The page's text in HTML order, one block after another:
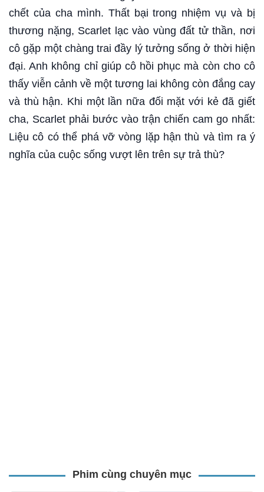
chết của cha mình. Thất bại trong nhiệm vụ và bị
thương nặng, Scarlet lạc vào vùng đất tử thần, nơi
cô gặp một chàng trai đầy lý tưởng sống ở thời hiện
đại. Anh không chỉ giúp cô hồi phục mà còn cho cô
thấy viễn cảnh về một tương lai không còn đắng cay
và thù hận. Khi một lần nữa đối mặt với kẻ đã giết
cha, Scarlet phải bước vào trận chiến cam go nhất:
Liệu cô có thể phá vỡ vòng lặp hận thù và tìm ra ý
nghĩa của cuộc sống vượt lên trên sự trả thù?
Phim cùng chuyên mục